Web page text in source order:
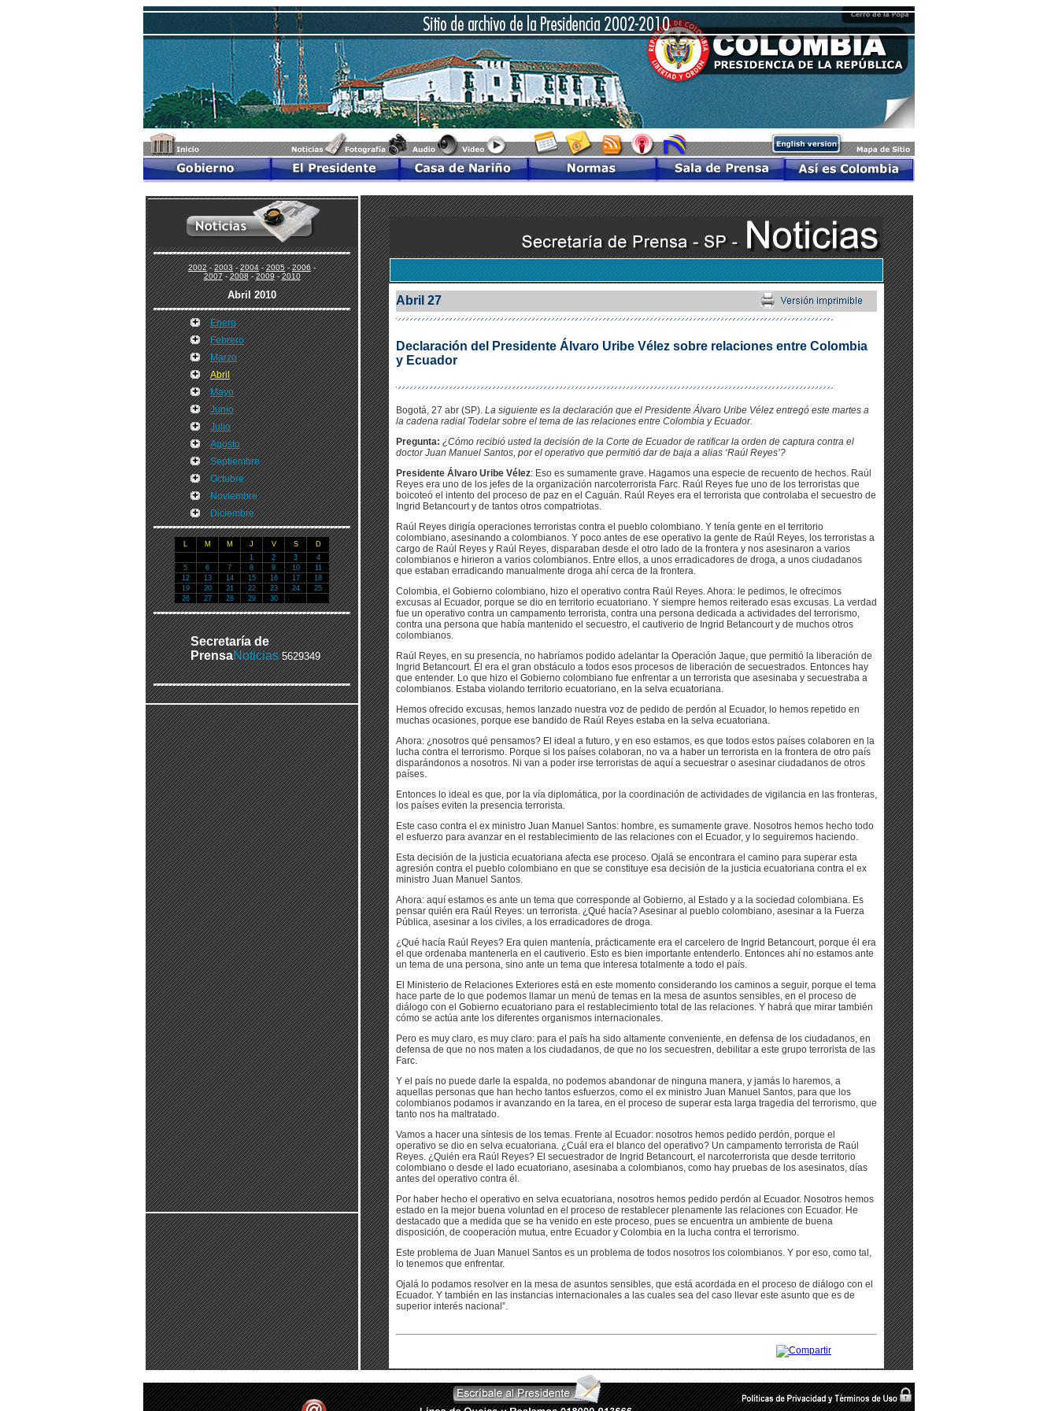
2002-2003-2004-2005-2006-
2007-2008-2009-2010
Abril 2010
Enero
Febrero
Marzo
Abril
Mayo
Junio
Julio
Agosto
Septiembre
Octubre
Noviembre
Diciembre
L M M J V S
D
1
2 3
4
5
6 7 8 9 10
11
12
13 14 15 16 17
18
19
20 21 22 23 24
25
26
27 28 29 30
Secretaría de
PrensaNoticias 5629349
Abril 27
Declaración del Presidente Álvaro Uribe Vélez sobre relaciones entre Colombia
y Ecuador
Bogotá, 27 abr (SP). La siguiente es la declaración que el Presidente Álvaro Uribe Vélez entregó este martes a
la cadena radial Todelar sobre el tema de las relaciones entre Colombia y Ecuador.
Pregunta: ¿Cómo recibió usted la decisión de la Corte de Ecuador de ratificar la orden de captura contra el
doctor Juan Manuel Santos, por el operativo que permitió dar de baja a alias ‘Raúl Reyes’?
Presidente Álvaro Uribe Vélez: Eso es sumamente grave. Hagamos una especie de recuento de hechos. Raúl
Reyes era uno de los jefes de la organización narcoterrorista Farc. Raúl Reyes fue uno de los terroristas que
boicoteó el intento del proceso de paz en el Caguán. Raúl Reyes era el terrorista que controlaba el secuestro de
Ingrid Betancourt y de tantos otros compatriotas.
Raúl Reyes dirigía operaciones terroristas contra el pueblo colombiano. Y tenía gente en el territorio
colombiano, asesinando a colombianos. Y poco antes de ese operativo la gente de Raúl Reyes, los terroristas a
cargo de Raúl Reyes y Raúl Reyes, disparaban desde el otro lado de la frontera y nos asesinaron a varios
colombianos e hirieron a varios colombianos. Entre ellos, a unos erradicadores de droga, a unos ciudadanos
que estaban erradicando manualmente droga ahí cerca de la frontera.
Colombia, el Gobierno colombiano, hizo el operativo contra Raúl Reyes. Ahora: le pedimos, le ofrecimos
excusas al Ecuador, porque se dio en territorio ecuatoriano. Y siempre hemos reiterado esas excusas. La verdad
fue un operativo contra un campamento terrorista, contra una persona dedicada a actividades del terrorismo,
contra una persona que había mantenido el secuestro, el cautiverio de Ingrid Betancourt y de muchos otros
colombianos.
Raúl Reyes, en su presencia, no habríamos podido adelantar la Operación Jaque, que permitió la liberación de
Ingrid Betancourt. Él era el gran obstáculo a todos esos procesos de liberación de secuestrados. Entonces hay
que entender. Lo que hizo el Gobierno colombiano fue enfrentar a un terrorista que asesinaba y secuestraba a
colombianos. Estaba violando territorio ecuatoriano, en la selva ecuatoriana.
Hemos ofrecido excusas, hemos lanzado nuestra voz de pedido de perdón al Ecuador, lo hemos repetido en
muchas ocasiones, porque ese bandido de Raúl Reyes estaba en la selva ecuatoriana.
Ahora: ¿nosotros qué pensamos? El ideal a futuro, y en eso estamos, es que todos estos países colaboren en la
lucha contra el terrorismo. Porque si los países colaboran, no va a haber un terrorista en la frontera de otro país
disparándonos a nosotros. Ni van a poder irse terroristas de aquí a secuestrar o asesinar ciudadanos de otros
países.
Entonces lo ideal es que, por la vía diplomática, por la coordinación de actividades de vigilancia en las fronteras,
los países eviten la presencia terrorista.
Este caso contra el ex ministro Juan Manuel Santos: hombre, es sumamente grave. Nosotros hemos hecho todo
el esfuerzo para avanzar en el restablecimiento de las relaciones con el Ecuador, y lo seguiremos haciendo.
Esta decisión de la justicia ecuatoriana afecta ese proceso. Ojalá se encontrara el camino para superar esta
agresión contra el pueblo colombiano en que se constituye esa decisión de la justicia ecuatoriana contra el ex
ministro Juan Manuel Santos.
Ahora: aquí estamos es ante un tema que corresponde al Gobierno, al Estado y a la sociedad colombiana. Es
pensar quién era Raúl Reyes: un terrorista. ¿Qué hacía? Asesinar al pueblo colombiano, asesinar a la Fuerza
Pública, asesinar a los civiles, a los erradicadores de droga.
¿Qué hacía Raúl Reyes? Era quien mantenía, prácticamente era el carcelero de Ingrid Betancourt, porque él era
el que ordenaba mantenerla en el cautiverio. Esto es bien importante entenderlo. Entonces ahí no estamos ante
un tema de una persona, sino ante un tema que interesa totalmente a todo el país.
El Ministerio de Relaciones Exteriores está en este momento considerando los caminos a seguir, porque el tema
hace parte de lo que podemos llamar un menú de temas en la mesa de asuntos sensibles, en el proceso de
diálogo con el Gobierno ecuatoriano para el restablecimiento total de las relaciones. Y habrá que mirar también
cómo se actúa ante los diferentes organismos internacionales.
Pero es muy claro, es muy claro: para el país ha sido altamente conveniente, en defensa de los ciudadanos, en
defensa de que no nos maten a los ciudadanos, de que no los secuestren, debilitar a este grupo terrorista de las
Farc.
Y el país no puede darle la espalda, no podemos abandonar de ninguna manera, y jamás lo haremos, a
aquellas personas que han hecho tantos esfuerzos, como el ex ministro Juan Manuel Santos, para que los
colombianos podamos ir avanzando en la tarea, en el proceso de superar esta larga tragedia del terrorismo, que
tanto nos ha maltratado.
Vamos a hacer una síntesis de los temas. Frente al Ecuador: nosotros hemos pedido perdón, porque el
operativo se dio en selva ecuatoriana. ¿Cuál era el blanco del operativo? Un campamento terrorista de Raúl
Reyes. ¿Quién era Raúl Reyes? El secuestrador de Ingrid Betancourt, el narcoterrorista que desde territorio
colombiano o desde el lado ecuatoriano, asesinaba a colombianos, como hay pruebas de los asesinatos, días
antes del operativo contra él.
Por haber hecho el operativo en selva ecuatoriana, nosotros hemos pedido perdón al Ecuador. Nosotros hemos
estado en la mejor buena voluntad en el proceso de restablecer plenamente las relaciones con Ecuador. He
destacado que a medida que se ha venido en este proceso, pues se encuentra un ambiente de buena
disposición, de cooperación mutua, entre Ecuador y Colombia en la lucha contra el terrorismo.
Este problema de Juan Manuel Santos es un problema de todos nosotros los colombianos. Y por eso, como tal,
lo tenemos que enfrentar.
Ojalá lo podamos resolver en la mesa de asuntos sensibles, que está acordada en el proceso de diálogo con el
Ecuador. Y también en las instancias internacionales a las cuales sea del caso llevar este asunto que es de
superior interés nacional”.